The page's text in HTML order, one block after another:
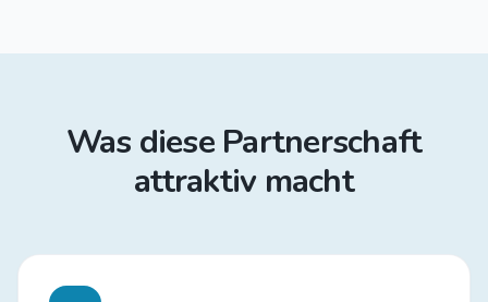
Was diese Partnerschaft
attraktiv macht